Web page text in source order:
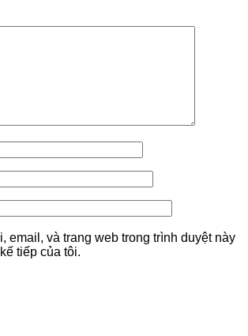
email, và trang web trong trình duyệt này
tiếp của tôi.